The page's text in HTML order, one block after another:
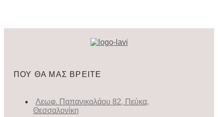
ΠΟΥ ΘΑ ΜΑΣ ΒΡΕΙΤΕ
Λεωφ. Παπανικολάου 82, Πεύκα,
Θεσσαλονίκη